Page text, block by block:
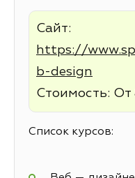
Сайт:
https://
b-design
Стоимость: От
Список курсов: